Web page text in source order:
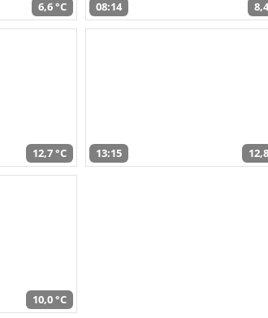
6,6 °C 08:14
12,7 °C 13:15
10,0 °C